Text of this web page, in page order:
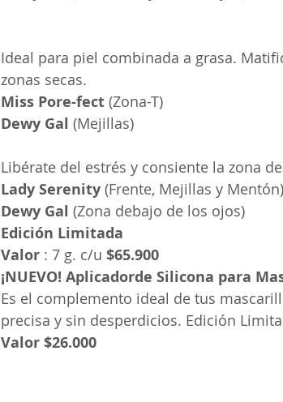
Ideal para piel combinada a grasa.
zonas secas.
Miss Pore-fect (Zona-T)
Dewy Gal (Mejillas)
Libérate del estrés y consiente la zona
Lady Serenity (Frente, Mejillas y Mentón)
Dewy Gal (Zona debajo de los ojos)
Edición Limitada
Valor : 7 g. c/u $65.900
¡NUEVO! Aplicadorde Silicona para
Es el complemento ideal de tus
precisa y sin desperdicios. Edición
Valor $26.000